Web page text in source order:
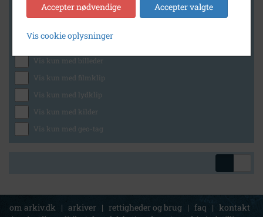
Generelt
Vis kun med billeder
Vis kun med filmklip
Vis kun med lydklip
Vis kun med kilder
Vis kun med geo-tag
om arkiv.dk | arkiver | rettigheder og brug | faq | kontakt
Accepter nødvendige Accepter valgte
Vis cookie oplysninger